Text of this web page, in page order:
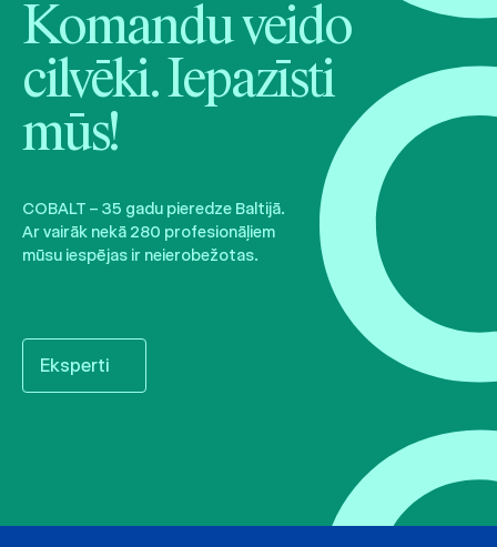
Komandu veido
cilvēki. Iepazīsti
mūs!
COBALT – 35 gadu pieredze Baltijā.
Ar vairāk nekā 280 profesionāļiem
mūsu iespējas ir neierobežotas.
Eksperti